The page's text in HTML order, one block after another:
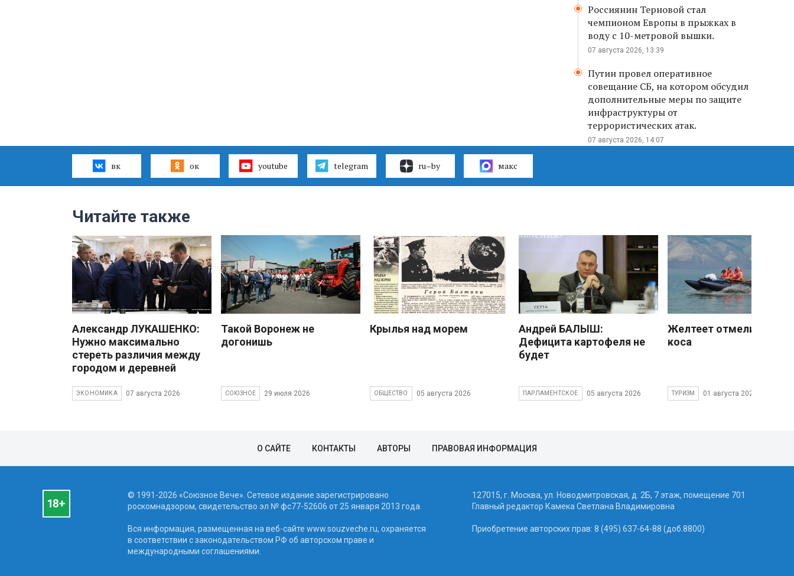
Россиянин Терновой стал
чемпионом Европы в прыжках в
воду с 10-метровой вышки.
07 августа 2026, 13:39
Путин провел оперативное
совещание СБ, на котором обсудил
дополнительные меры по защите
инфраструктуры от
террористических атак.
07 августа 2026, 14:07
вк ок youtube telegram ru–by макс
Читайте также
Александр ЛУКАШЕНКО:
Нужно максимально
стереть различия между
городом и деревней
ЭКОНОМИКА 07 августа 2026
Такой Воронеж не
догонишь
СОЮЗНОЕ 29 июля 2026
Крылья над морем
ОБЩЕСТВО 05 августа 2026
Андрей БАЛЫШ:
Дефицита картофеля не
будет
ПАРЛАМЕНТСКОЕ 05 августа 2026
Желтеет отмели
коса
ТУРИЗМ 01 августа 2026
О САЙТЕ КОНТАКТЫ АВТОРЫ ПРАВОВАЯ ИНФОРМАЦИЯ
© 1991-2026 «Союзное Вече». Сетевое издание зарегистрировано
роскомнадзором, свидетельство эл № фc77-52606 от 25 января 2013 года.
Вся информация, размещенная на веб-сайте www.souzveche.ru, охраняется
в соответствии с законодательством РФ об авторском праве и
международными соглашениями.
127015, г. Москва, ул. Новодмитровская, д. 2Б, 7 этаж, помещение 701
Главный редактор Камека Светлана Владимировна
Приобретение авторских прав: 8 (495) 637-64-88 (доб.8800)